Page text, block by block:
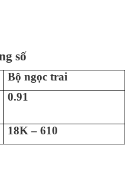
số
Bộ ngọc trai
0.91
18K – 610